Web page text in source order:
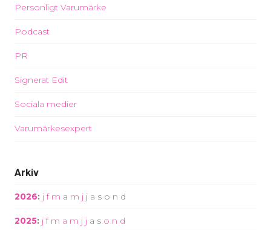
Personligt Varumärke
Podcast
PR
Signerat Edit
Sociala medier
Varumärkesexpert
Arkiv
2026: j f m a m j j a s o n d
2025: j f m a m j j a s o n d